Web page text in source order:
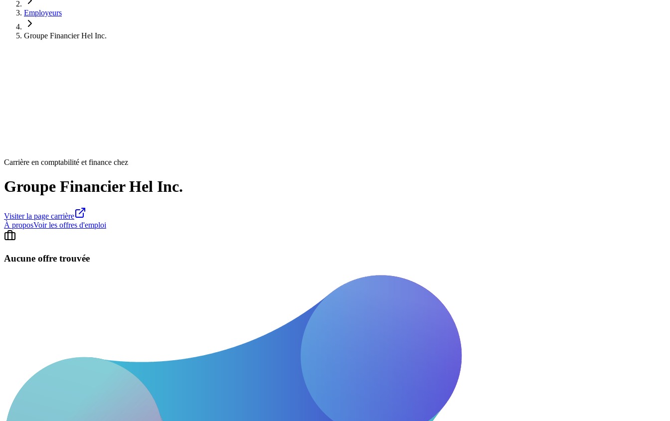
Employeurs
Groupe Financier Hel Inc.
Carrière en comptabilité et finance chez
Groupe Financier Hel Inc.
Visiter la page carrière
À proposVoir les offres d'emploi
Aucune offre trouvée